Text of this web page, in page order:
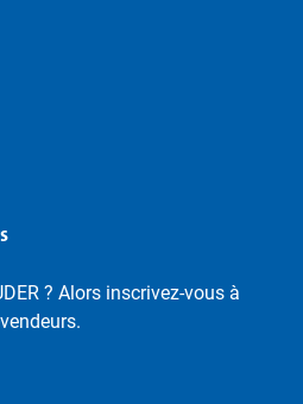
? Alors inscrivez-vous à